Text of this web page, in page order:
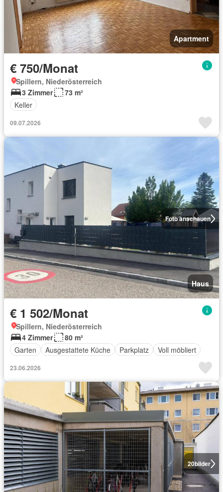
Apartment
€ 750/Monat
Spillern, Niederösterreich
3 Zimmer
73 m²
Keller
09.07.2026
Foto anschauen
Haus
€ 1 502/Monat
Spillern, Niederösterreich
4 Zimmer
80 m²
Garten
Ausgestattete Küche Parkplatz Voll möbliert
23.06.2026
20bilder